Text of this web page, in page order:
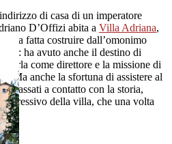
di casa di un imperatore
D’Offizi abita a Villa Adriana,
fatta costruire dall’omonimo
ha avuto anche il destino di
come direttore e la missione di
Ma anche la sfortuna di assistere al
passati a contatto con la storia,
della villa, che una volta